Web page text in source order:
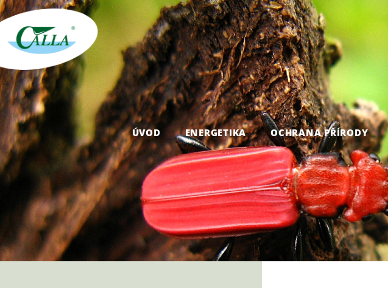
ÚVOD ENERGETIKA OCHRANA PŘÍRODY